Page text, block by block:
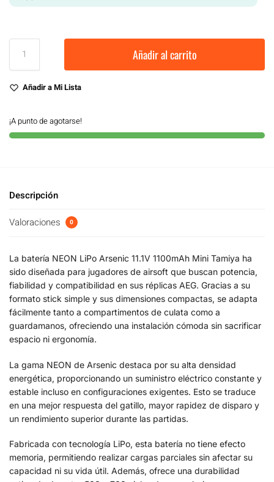
Añadir al carrito
Añadir a Mi Lista
¡A punto de agotarse!
Descripción
Valoraciones 0
La batería NEON LiPo Arsenic 11.1V 1100mAh Mini Tamiya ha
sido diseñada para jugadores de airsoft que buscan potencia,
fiabilidad y compatibilidad en sus réplicas AEG. Gracias a su
formato stick simple y sus dimensiones compactas, se adapta
fácilmente tanto a compartimentos de culata como a
guardamanos, ofreciendo una instalación cómoda sin sacrificar
espacio ni ergonomía.
La gama NEON de Arsenic destaca por su alta densidad
energética, proporcionando un suministro eléctrico constante y
estable incluso en configuraciones exigentes. Esto se traduce
en una mejor respuesta del gatillo, mayor rapidez de disparo y
un rendimiento superior durante las partidas.
Fabricada con tecnología LiPo, esta batería no tiene efecto
memoria, permitiendo realizar cargas parciales sin afectar su
capacidad ni su vida útil. Además, ofrece una durabilidad